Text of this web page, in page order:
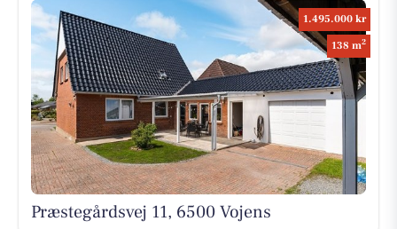
1.495.000 kr
138 m2
Præstegårdsvej 11, 6500 Vojens